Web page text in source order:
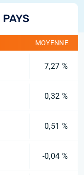
MOYENNE
7,27 %
0,32 %
0,51 %
-0,04 %